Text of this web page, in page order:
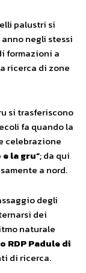
palustri si
negli stessi
formazioni a
ricerca di zone
si trasferiscono
fa quando la
celebrazione
la gru”; da qui
a nord.
degli
dei
naturale
RDP Padule di
di ricerca.